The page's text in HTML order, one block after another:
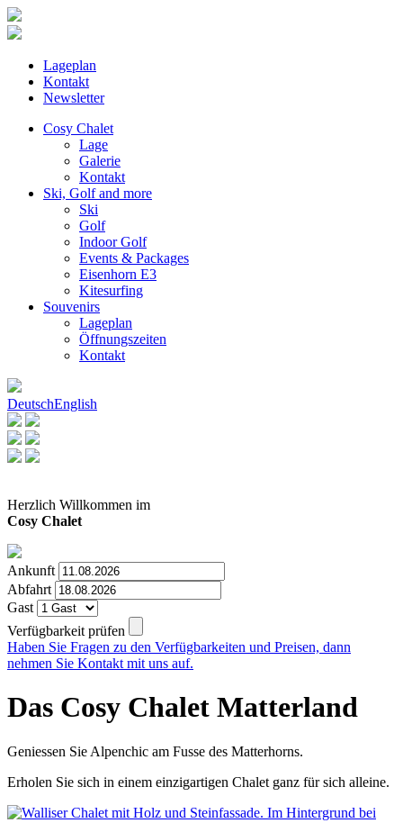
Lageplan
Kontakt
Newsletter
Cosy Chalet
Lage
Galerie
Kontakt
Ski, Golf and more
Ski
Golf
Indoor Golf
Events & Packages
Eisenhorn E3
Kitesurfing
Souvenirs
Lageplan
Öffnungszeiten
Kontakt
DeutschEnglish
Herzlich Willkommen im
Cosy Chalet
Ankunft
Abfahrt
Gast
Verfügbarkeit prüfen
Haben Sie Fragen zu den Verfügbarkeiten und Preisen, dann
nehmen Sie Kontakt mit uns auf.
Das Cosy Chalet Matterland
Geniessen Sie Alpenchic am Fusse des Matterhorns.
Erholen Sie sich in einem einzigartigen Chalet ganz für sich alleine.